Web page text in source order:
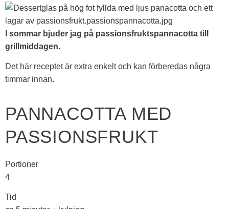
I sommar bjuder jag på passionsfruktspannacotta till
grillmiddagen.
Det här receptet är extra enkelt och kan förberedas några
timmar innan.
PANNACOTTA MED
PASSIONSFRUKT
Portioner
4
Tid